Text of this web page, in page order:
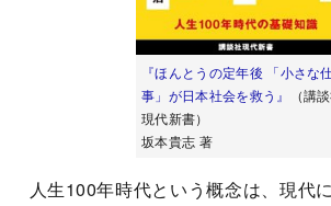
『ほんとうの定年後 「小さな
事」が日本社会を救う』
（講
現代新書）
坂本貴志 著
人生100年時代という概念は、現代